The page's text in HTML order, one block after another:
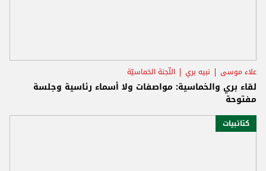
علاء موسى نبيه بري اللّجنة الخماسيّة
لقاء بري والخماسية: مواصفات ولا أسماء رئاسية وجلسة
مفتوحة
كتائبيات